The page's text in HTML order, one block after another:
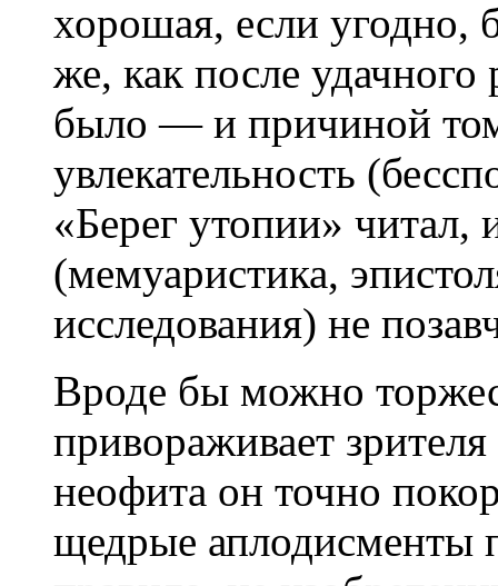
хорошая, если угодно,
же, как после
было — и причиной
увлекательность
«Берег утопии» читал,
(мемуаристика,
исследования) не
Вроде бы можно
привораживает
неофита он точно
щедрые аплодисменты